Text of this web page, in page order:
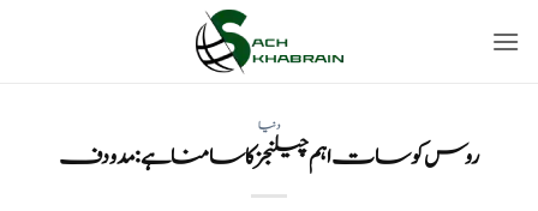
دنیا
روس کو سات اہم چیلنجز کا سامنا ہے: مدودف